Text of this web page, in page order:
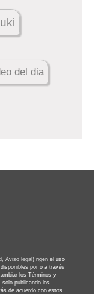
del dia
Aviso legal) rigen el uso
por o a través
los Términos y
publicando los
de acuerdo con estos